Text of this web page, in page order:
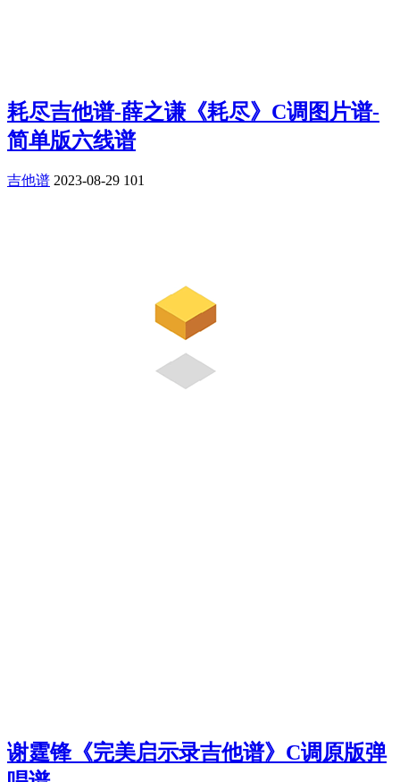
耗尽吉他谱-薛之谦《耗尽》C调图片谱-
简单版六线谱
吉他谱 2023-08-29 101
谢霆锋《完美启示录吉他谱》C调原版弹